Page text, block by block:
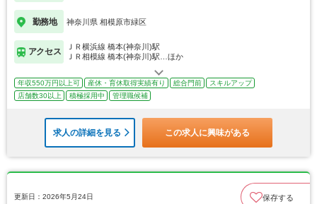
勤務地 神奈川県 相模原市緑区
アクセス
ＪＲ横浜線 橋本(神奈川)駅
ＪＲ相模線 橋本(神奈川)駅…ほか
年収550万円以上可 産休・育休取得実績有り 総合門前
スキルアップ
店舗数30以上
積極採用中 管理職候補
求人の詳細を見る この求人に興味がある
更新日：2026年5月24日 保存する